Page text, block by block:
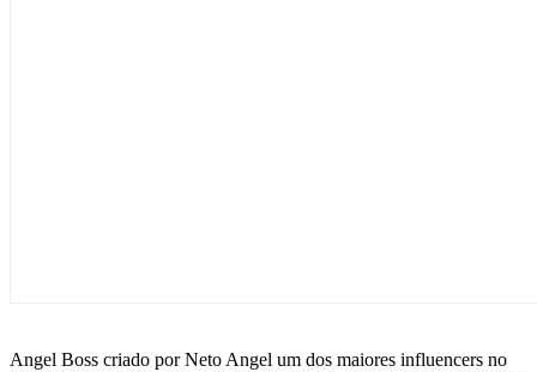
Angel Boss criado por Neto Angel um dos maiores influencers no